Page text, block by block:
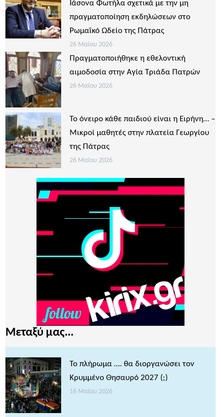
Ιάσονα Φωτήλα σχετικά με την μη
πραγματοποίηση εκδηλώσεων στο
Ρωμαϊκό Ωδείο της Πάτρας
26 Μαΐου 2026
Πραγματοποιήθηκε η εθελοντική
αιμοδοσία στην Αγία Τριάδα Πατρών
26 Μαΐου 2026
Το όνειρο κάθε παιδιού είναι η Ειρήνη… –
Μικροί μαθητές στην πλατεία Γεωργίου
της Πάτρας
26 Μαΐου 2026
Μεταξύ μας...
Το πλήρωμα …. θα διοργανώσει τον
Κρυμμένο Θησαυρό 2027 (;)
16 Μαΐου 2026